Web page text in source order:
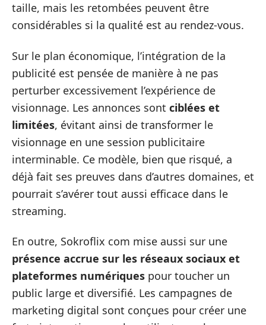
taille, mais les retombées peuvent être
considérables si la qualité est au rendez-vous.
Sur le plan économique, l’intégration de la
publicité est pensée de manière à ne pas
perturber excessivement l’expérience de
visionnage. Les annonces sont ciblées et
limitées, évitant ainsi de transformer le
visionnage en une session publicitaire
interminable. Ce modèle, bien que risqué, a
déjà fait ses preuves dans d’autres domaines, et
pourrait s’avérer tout aussi efficace dans le
streaming.
En outre, Sokroflix com mise aussi sur une
présence accrue sur les réseaux sociaux et
plateformes numériques pour toucher un
public large et diversifié. Les campagnes de
marketing digital sont conçues pour créer une